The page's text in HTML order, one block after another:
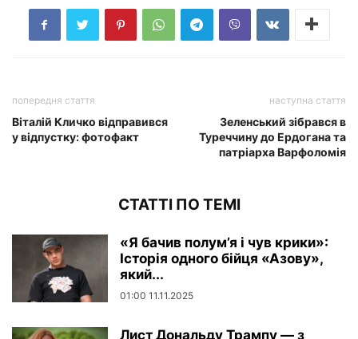
попередня стаття
Віталій Кличко відправився
у відпустку: фотофакт
наступна стаття
Зеленський зібрався в
Туреччину до Ердогана та
патріарха Варфоломія
СТАТТІ ПО ТЕМІ
«Я бачив полум’я і чув крики»:
Історія одного бійця «Азову»,
який...
01:00 11.11.2025
Лист Дональду Трампу — з